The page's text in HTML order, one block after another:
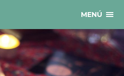
MENÚ